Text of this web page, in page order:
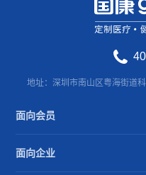
地址：深圳市南山区粤海街道
面向会员
面向企业